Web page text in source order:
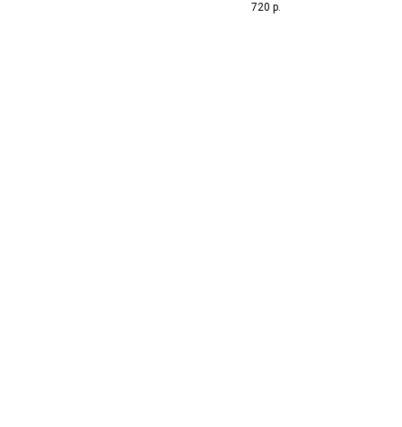
720 р.